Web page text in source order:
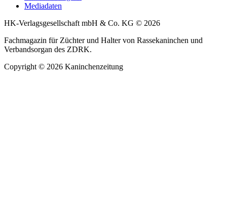
Mediadaten
HK-Verlagsgesellschaft mbH & Co. KG © 2026
Fachmagazin für Züchter und Halter von Rassekaninchen und
Verbandsorgan des ZDRK.
Copyright © 2026 Kaninchenzeitung